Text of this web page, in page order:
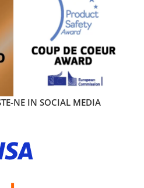
si carcasa cu
de tip XXL, este reglabila in 4
UPF50+. Carcasa scoicii este
absorbtie de energie, care
impotriva impactului
Gold poate fi
un sistem de calatorie complet,
NE IN SOCIAL MEDIA